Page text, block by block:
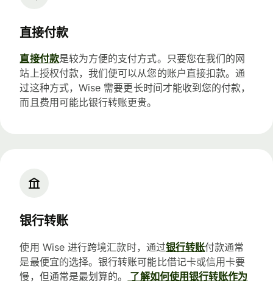
直接付款
直接付款是较为方便的支付方式。只要您在我们的网
站上授权付款，我们便可以从您的账户直接扣款。通
过这种方式，Wise 需要更长时间才能收到您的付款，
而且费用可能比银行转账更贵。
银行转账
使用 Wise 进行跨境汇款时，通过银行转账付款通常
是最便宜的选择。银行转账可能比借记卡或信用卡要
慢，但通常是最划算的。
了解如何使用银行转账作为